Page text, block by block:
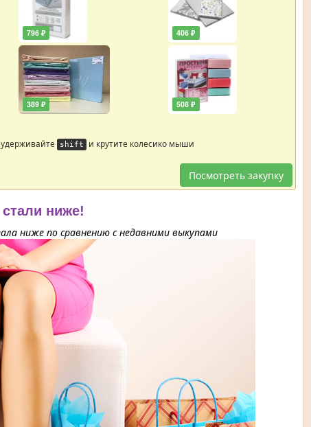
796 ₽
389 ₽
406 ₽
508 ₽
shift и крутите колесико мыши
Посмотреть закупку
ниже!
ниже по сравнению с недавними выкупами